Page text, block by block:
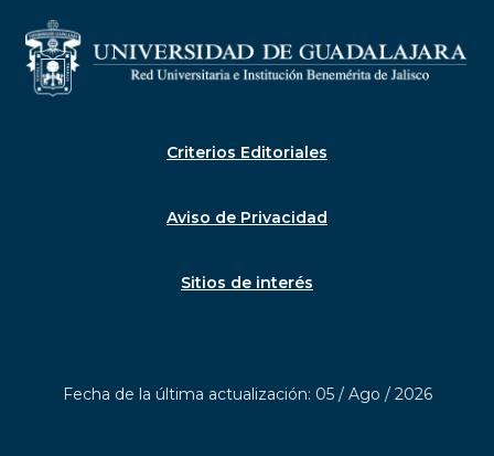
Criterios Editoriales
Aviso de Privacidad
Sitios de interés
Fecha de la última actualización: 05 / Ago / 2026